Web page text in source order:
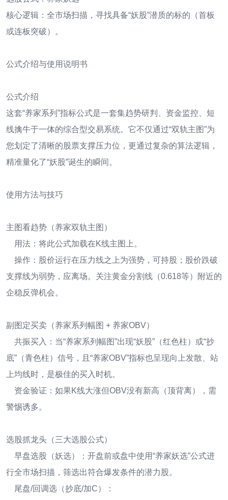
核心逻辑：全市场扫描，寻找具备“妖股”潜质的标的（首板
或连板突破）。
公式介绍与使用说明书
公式介绍
这套“养家系列”指标公式是一套集趋势研判、资金监控、短
线擒牛于一体的综合型交易系统。它不仅通过“双轨主图”为
您划定了清晰的股票支撑压力位，更通过复杂的算法逻辑，
精准量化了“妖股”诞生的瞬间。
使用方法与技巧
主图看趋势（养家双轨主图）
用法：将此公式加载在K线主图上。
操作：股价运行在压力线之上为强势，可持股；股价跌破
支撑线为弱势，应离场。关注黄金分割线（0.618等）附近的
企稳反弹机会。
副图定买卖（养家系列幅图 + 养家OBV）
共振买入：当“养家系列幅图”出现“妖股”（红色柱）或“抄
底”（青色柱）信号，且“养家OBV”指标也呈现向上发散、站
上均线时，是极佳的买入时机。
资金验证：如果K线大涨但OBV没有新高（顶背离），需
警惕诱多。
选股抓龙头（三大选股公式）
早盘选股（妖选）：开盘前或盘中使用“养家妖选”公式进
行全市场扫描，筛选出符合爆发条件的潜力股。
尾盘/回调选（抄底/加C）：